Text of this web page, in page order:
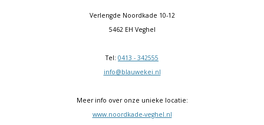
Verlengde Noordkade 10-12
5462 EH Veghel
Tel: 0413 - 342555
info@blauwekei.nl
Meer info over onze unieke locatie:
www.noordkade-veghel.nl